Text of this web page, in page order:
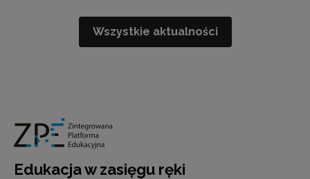
Wszystkie aktualności
Edukacja w zasięgu ręki